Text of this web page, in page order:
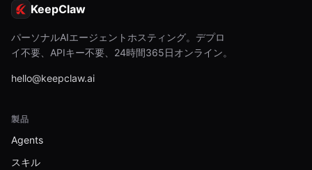
KeepClaw
パーソナルAIエージェントホスティング。デプロ
イ不要、APIキー不要、24時間365日オンライン。
hello@keepclaw.ai
製品
Agents
スキル